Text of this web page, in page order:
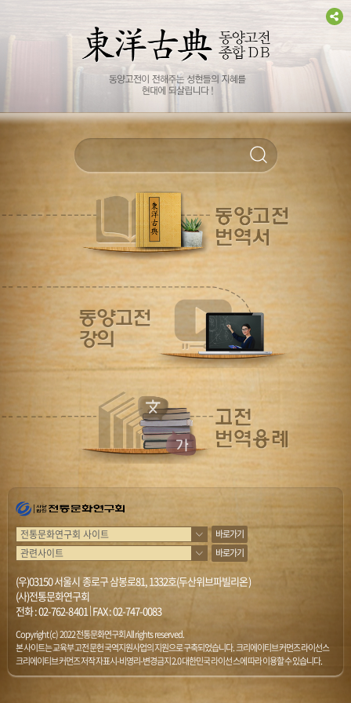
바로가기
바로가기
(우)03150 서울시 종로구 삼봉로81, 1332호(두산위브파빌리온)
(사)전통문화연구회
전화 :02-762-8401|FAX : 02-747-0083
Copyright (c) 2022 전통문화연구회 All rights reserved.
본 사이트는 교육부 고전문헌 국역지원사업의 지원으로 구축되었습니다. 크리에이티브 커먼즈 라이선스
크리에이티브 커먼즈 저작자표시-비영리-변경금지 2.0 대한민국 라이선스에 따라 이용할 수 있습니다.